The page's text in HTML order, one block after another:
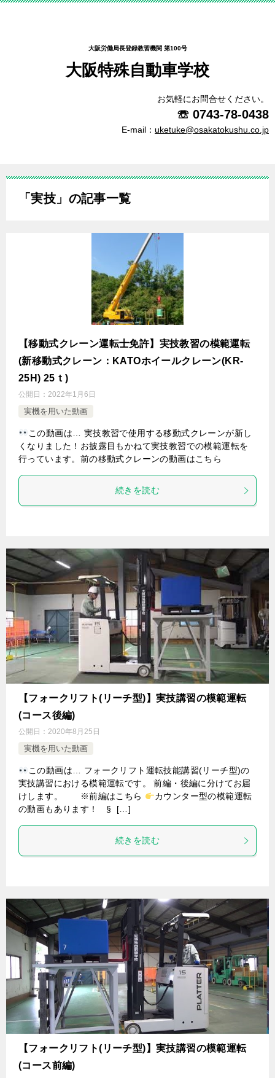
大阪労働局長登録教習機関 第100号
大阪特殊自動車学校
お気軽にお問合せください。
☏ 0743-78-0438
E-mail： uketuke@osakatokushu.co.jp
「実技」の記事一覧
【移動式クレーン運転士免許】実技教習の模範運転
(新移動式クレーン：KATOホイールクレーン(KR-
25H) 25ｔ)
公開日： 2022年1月6日
実機を用いた動画
この動画は… 実技教習で使用する移動式クレーンが新し
くなりました！お披露目もかねて実技教習での模範運転を
行っています。前の移動式クレーンの動画はこちら
続きを読む
【フォークリフト(リーチ型)】実技講習の模範運転
(コース後編)
公開日： 2020年8月25日
実機を用いた動画
この動画は… フォークリフト運転技能講習(リーチ型)の
実技講習における模範運転です。 前編・後編に分けてお届
けします。 ※前編はこちら
カウンター型の模範運転
の動画もあります！ § […]
続きを読む
【フォークリフト(リーチ型)】実技講習の模範運転
(コース前編)